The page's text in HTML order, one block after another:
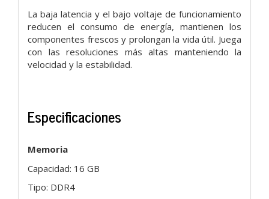
La baja latencia y el bajo voltaje de funcionamiento
reducen el consumo de energía, mantienen los
componentes frescos y prolongan la vida útil. Juega
con las resoluciones más altas manteniendo la
velocidad y la estabilidad.
Especificaciones
Memoria
Capacidad: 16 GB
Tipo: DDR4